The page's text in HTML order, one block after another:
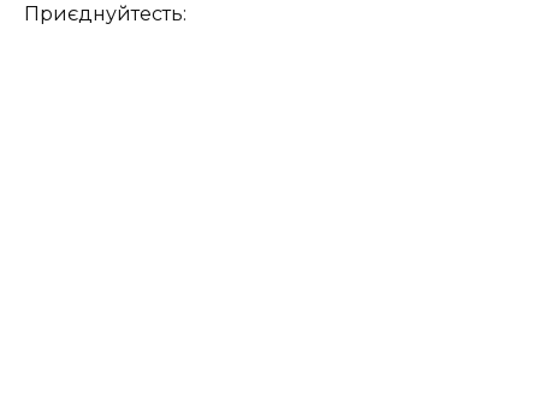
Приєднуйтесть: